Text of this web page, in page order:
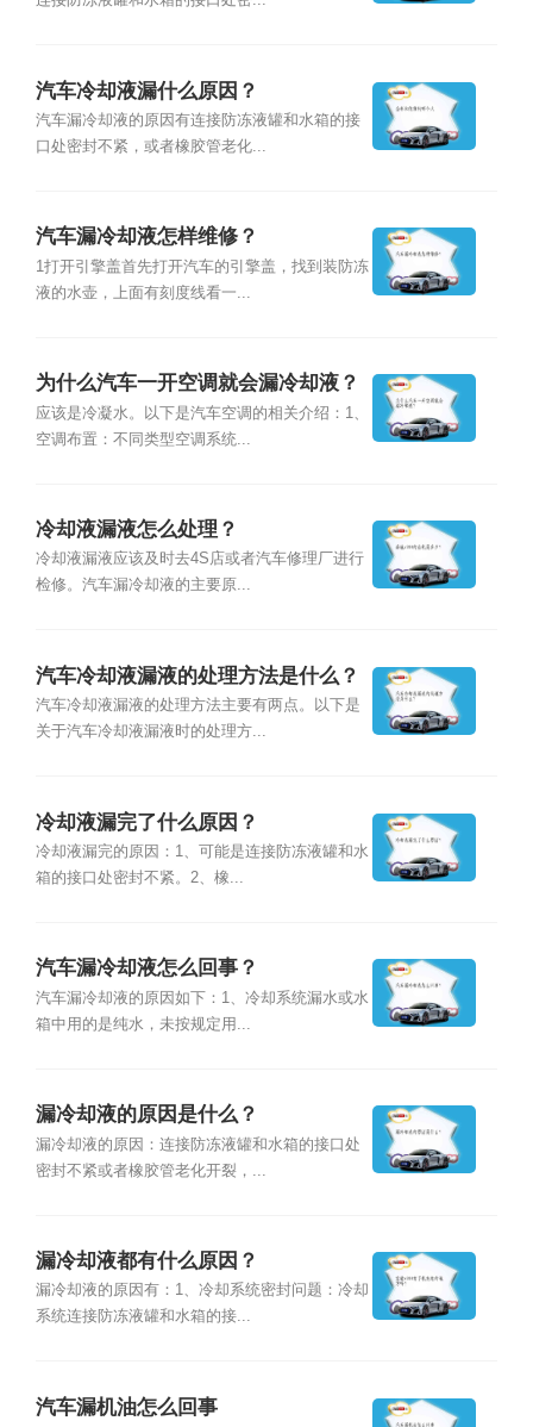
汽车冷却液漏什么原因？
汽车漏冷却液的原因有连接防冻液罐和水箱的接
口处密封不紧，或者橡胶管老化...
汽车漏冷却液怎样维修？
1打开引擎盖首先打开汽车的引擎盖，找到装防冻
液的水壶，上面有刻度线看一...
为什么汽车一开空调就会漏冷却液？
应该是冷凝水。以下是汽车空调的相关介绍：1、
空调布置：不同类型空调系统...
冷却液漏液怎么处理？
冷却液漏液应该及时去4S店或者汽车修理厂进行
检修。汽车漏冷却液的主要原...
汽车冷却液漏液的处理方法是什么？
汽车冷却液漏液的处理方法主要有两点。以下是
关于汽车冷却液漏液时的处理方...
冷却液漏完了什么原因？
冷却液漏完的原因：1、可能是连接防冻液罐和水
箱的接口处密封不紧。2、橡...
汽车漏冷却液怎么回事？
汽车漏冷却液的原因如下：1、冷却系统漏水或水
箱中用的是纯水，未按规定用...
漏冷却液的原因是什么？
漏冷却液的原因：连接防冻液罐和水箱的接口处
密封不紧或者橡胶管老化开裂，...
漏冷却液都有什么原因？
漏冷却液的原因有：1、冷却系统密封问题：冷却
系统连接防冻液罐和水箱的接...
汽车漏机油怎么回事